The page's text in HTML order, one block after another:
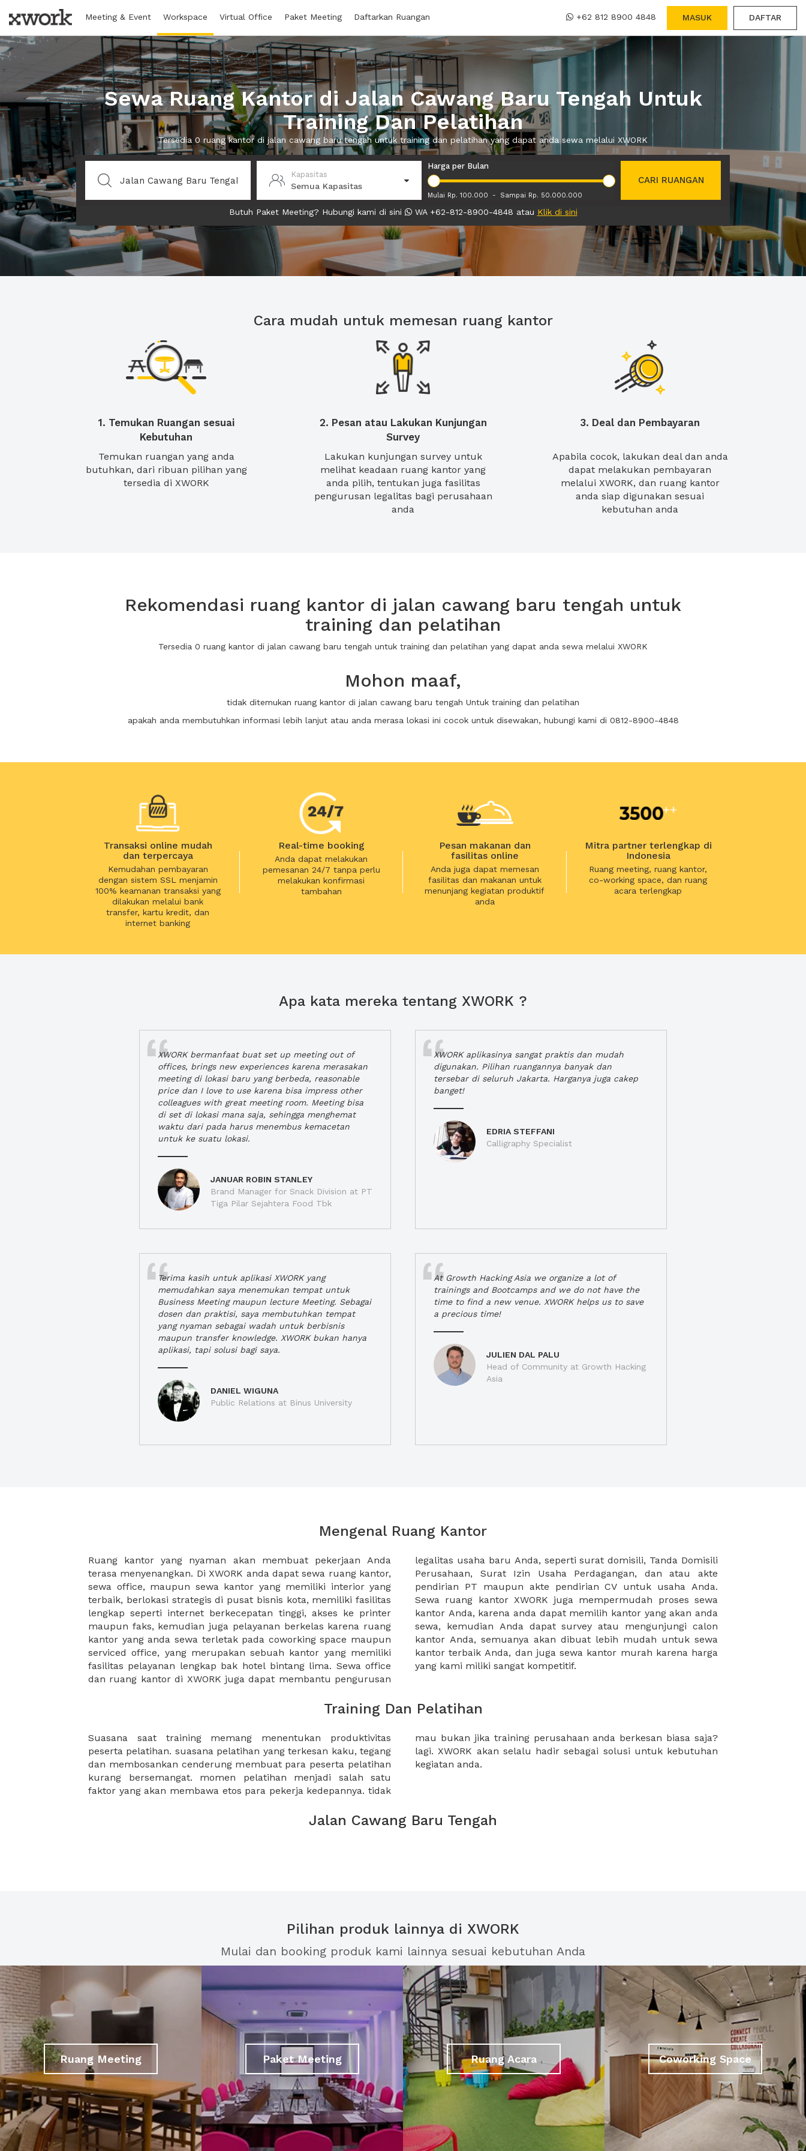
Meeting & Event Workspace Virtual Office Paket Meeting Daftarkan Ruangan +62 812 8900 4848 MASUK DAFTAR
Sewa Ruang Kantor di Jalan Cawang Baru Tengah Untuk
Training Dan Pelatihan
Tersedia 0 ruang kantor di jalan cawang baru tengah untuk training dan pelatihan yang dapat anda sewa melalui XWORK
Kapasitas
Semua Kapasitas
Harga per Bulan
Mulai Rp. 100.000 - Sampai Rp. 50.000.000
CARI RUANGAN
Butuh Paket Meeting? Hubungi kami di sini WA +62-812-8900-4848 atau Klik di sini
Cara mudah untuk memesan ruang kantor
1. Temukan Ruangan sesuai
Kebutuhan
Temukan ruangan yang anda
butuhkan, dari ribuan pilihan yang
tersedia di XWORK
2. Pesan atau Lakukan Kunjungan
Survey
Lakukan kunjungan survey untuk
melihat keadaan ruang kantor yang
anda pilih, tentukan juga fasilitas
pengurusan legalitas bagi perusahaan
anda
3. Deal dan Pembayaran
Apabila cocok, lakukan deal dan anda
dapat melakukan pembayaran
melalui XWORK, dan ruang kantor
anda siap digunakan sesuai
kebutuhan anda
Rekomendasi ruang kantor di jalan cawang baru tengah untuk
training dan pelatihan
Tersedia 0 ruang kantor di jalan cawang baru tengah untuk training dan pelatihan yang dapat anda sewa melalui XWORK
Mohon maaf,
tidak ditemukan ruang kantor di jalan cawang baru tengah Untuk training dan pelatihan
apakah anda membutuhkan informasi lebih lanjut atau anda merasa lokasi ini cocok untuk disewakan, hubungi kami di 0812-8900-4848
Transaksi online mudah
dan terpercaya
Kemudahan pembayaran
dengan sistem SSL menjamin
100% keamanan transaksi yang
dilakukan melalui bank
transfer, kartu kredit, dan
internet banking
Real-time booking
Anda dapat melakukan
pemesanan 24/7 tanpa perlu
melakukan konfirmasi
tambahan
Pesan makanan dan
fasilitas online
Anda juga dapat memesan
fasilitas dan makanan untuk
menunjang kegiatan produktif
anda
Mitra partner terlengkap di
Indonesia
Ruang meeting, ruang kantor,
co-working space, dan ruang
acara terlengkap
Apa kata mereka tentang XWORK ?
XWORK bermanfaat buat set up meeting out of
offices, brings new experiences karena merasakan
meeting di lokasi baru yang berbeda, reasonable
price dan I love to use karena bisa impress other
colleagues with great meeting room. Meeting bisa
di set di lokasi mana saja, sehingga menghemat
waktu dari pada harus menembus kemacetan
untuk ke suatu lokasi.
JANUAR ROBIN STANLEY
Brand Manager for Snack Division at PT
Tiga Pilar Sejahtera Food Tbk
XWORK aplikasinya sangat praktis dan mudah
digunakan. Pilihan ruangannya banyak dan
tersebar di seluruh Jakarta. Harganya juga cakep
banget!
EDRIA STEFFANI
Calligraphy Specialist
Terima kasih untuk aplikasi XWORK yang
memudahkan saya menemukan tempat untuk
Business Meeting maupun lecture Meeting. Sebagai
dosen dan praktisi, saya membutuhkan tempat
yang nyaman sebagai wadah untuk berbisnis
maupun transfer knowledge. XWORK bukan hanya
aplikasi, tapi solusi bagi saya.
DANIEL WIGUNA
Public Relations at Binus University
At Growth Hacking Asia we organize a lot of
trainings and Bootcamps and we do not have the
time to find a new venue. XWORK helps us to save
a precious time!
JULIEN DAL PALU
Head of Community at Growth Hacking
Asia
Mengenal Ruang Kantor
Ruang kantor yang nyaman akan membuat pekerjaan Anda
terasa menyenangkan. Di XWORK anda dapat sewa ruang kantor,
sewa office, maupun sewa kantor yang memiliki interior yang
terbaik, berlokasi strategis di pusat bisnis kota, memiliki fasilitas
lengkap seperti internet berkecepatan tinggi, akses ke printer
maupun faks, kemudian juga pelayanan berkelas karena ruang
kantor yang anda sewa terletak pada coworking space maupun
serviced office, yang merupakan sebuah kantor yang memiliki
fasilitas pelayanan lengkap bak hotel bintang lima. Sewa office
dan ruang kantor di XWORK juga dapat membantu pengurusan
legalitas usaha baru Anda, seperti surat domisili, Tanda Domisili
Perusahaan, Surat Izin Usaha Perdagangan, dan atau akte
pendirian PT maupun akte pendirian CV untuk usaha Anda.
Sewa ruang kantor XWORK juga mempermudah proses sewa
kantor Anda, karena anda dapat memilih kantor yang akan anda
sewa, kemudian Anda dapat survey atau mengunjungi calon
kantor Anda, semuanya akan dibuat lebih mudah untuk sewa
kantor terbaik Anda, dan juga sewa kantor murah karena harga
yang kami miliki sangat kompetitif.
Training Dan Pelatihan
Suasana saat training memang menentukan produktivitas
peserta pelatihan. suasana pelatihan yang terkesan kaku, tegang
dan membosankan cenderung membuat para peserta pelatihan
kurang bersemangat. momen pelatihan menjadi salah satu
faktor yang akan membawa etos para pekerja kedepannya. tidak
mau bukan jika training perusahaan anda berkesan biasa saja?
lagi. XWORK akan selalu hadir sebagai solusi untuk kebutuhan
kegiatan anda.
Jalan Cawang Baru Tengah
Pilihan produk lainnya di XWORK
Mulai dan booking produk kami lainnya sesuai kebutuhan Anda
Ruang Meeting Paket Meeting Ruang Acara Coworking Space